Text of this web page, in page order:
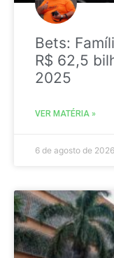
Bets:
R$ 62,5
2025
VER MATÉRIA »
6 de agosto de 2026